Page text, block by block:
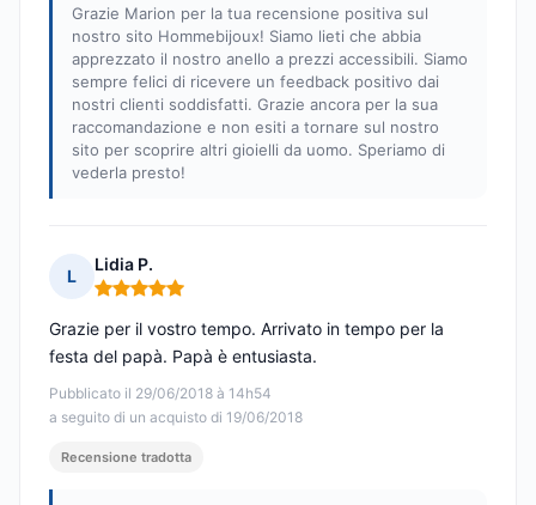
Grazie Marion per la tua recensione positiva sul
nostro sito Hommebijoux! Siamo lieti che abbia
apprezzato il nostro anello a prezzi accessibili. Siamo
sempre felici di ricevere un feedback positivo dai
nostri clienti soddisfatti. Grazie ancora per la sua
raccomandazione e non esiti a tornare sul nostro
sito per scoprire altri gioielli da uomo. Speriamo di
vederla presto!
L
Lidia P.
Nota: 5 su 5
Pubblicato il 29/06/2018 à 14h54
a seguito di un acquisto di 19/06/2018
Grazie per il vostro tempo. Arrivato in tempo per la
festa del papà. Papà è entusiasta.
Recensione tradotta